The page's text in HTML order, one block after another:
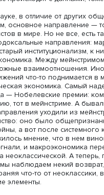
то, что они были
Великая депрессия,
он повлияет, пока
прошло). Когда
много книг и
за ним кризис и в
это слишком
наука
но многое остается.
вы выбросите
руками.
мода на идеи—
на науку есть,
В начале XX
повлияло на
происходит с